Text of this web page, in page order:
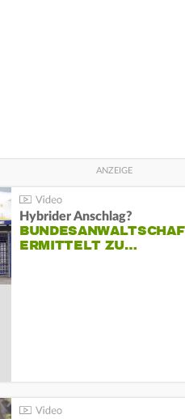
Hybrider Anschlag?
ERMITTELT ZU…